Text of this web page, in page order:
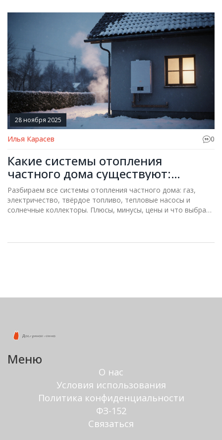
28 ноября 2025
Илья Карасев 0
Какие системы отопления
частного дома существуют:
плюсы, минусы и что выбрать
Разбираем все системы отопления частного дома: газ,
электричество, твёрдое топливо, тепловые насосы и
солнечные коллекторы. Плюсы, минусы, цены и что выбрать
Меню
О нас
Условия использования
Политика конфиденциальности
ФЗ-152
Связаться